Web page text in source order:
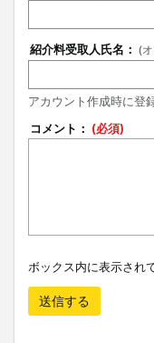
紹介料受取人氏名： (
アカウント作成時に登
コメント： (必須)
ボックス内に表示され
送信する